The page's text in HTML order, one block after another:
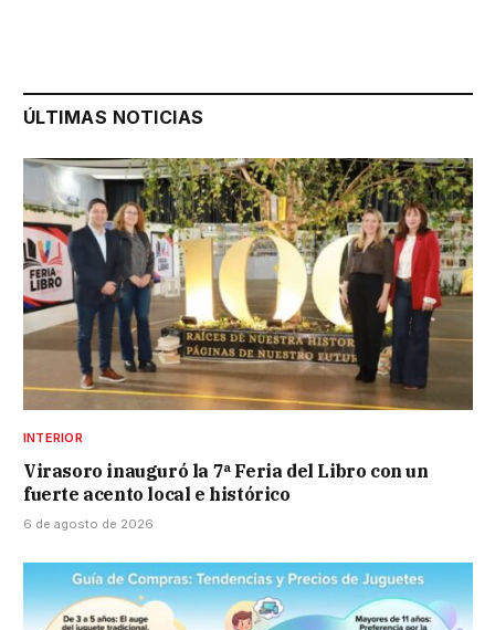
ÚLTIMAS NOTICIAS
INTERIOR
Virasoro inauguró la 7ª Feria del Libro con un
fuerte acento local e histórico
6 de agosto de 2026